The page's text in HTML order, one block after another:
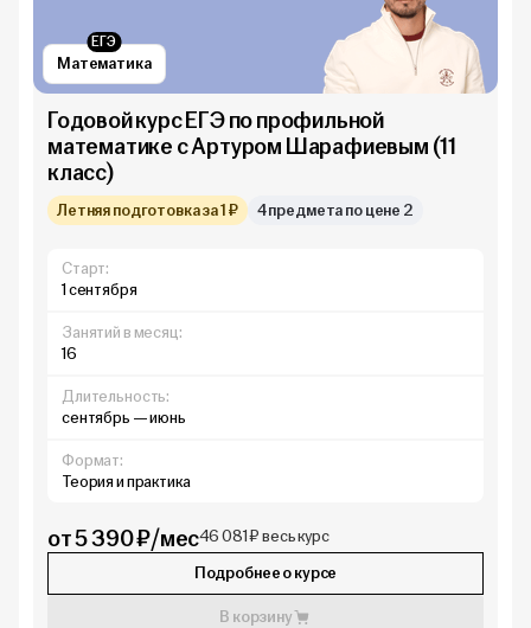
Математика
ЕГЭ
Годовой курс ЕГЭ по профильной
математике с Артуром Шарафиевым (11
класс)
Летняя подготовка за 1 ₽ 4 предмета по цене 2
Старт:
1 сентября
Занятий в месяц:
16
Длительность:
сентябрь — июнь
Формат:
Теория и практика
от 5 390 ₽/мес46 081 ₽ весь курс
Подробнее о курсе
В корзину